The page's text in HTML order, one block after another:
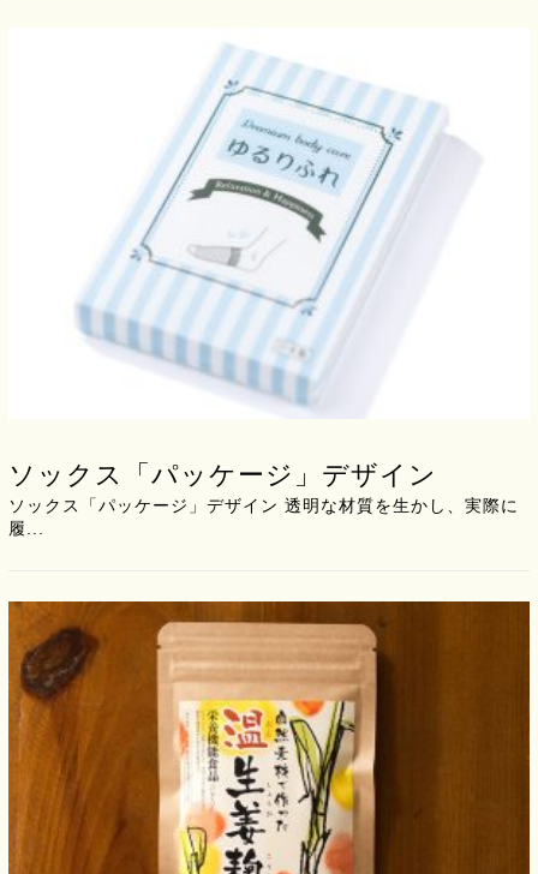
ソックス「パッケージ」デザイン
ソックス「パッケージ」デザイン 透明な材質を生かし、実際に
履...